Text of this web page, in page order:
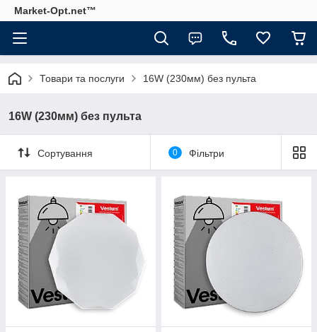
Market-Opt.net™
Товари та послуги 16W (230мм) без пульта
16W (230мм) без пульта
Сортування 0 Фільтри